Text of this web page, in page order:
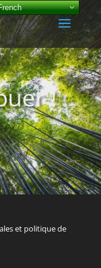
!
et politique de